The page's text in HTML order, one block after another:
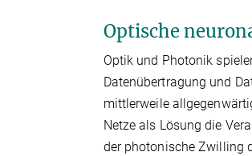
Optische
Optik und Photonik
Datenübertragung und
mittlerweile
Netze als Lösung die
der photonische Zwilling